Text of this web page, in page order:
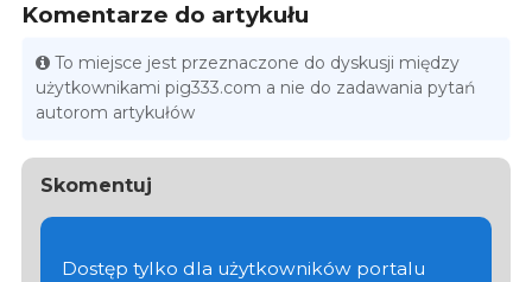
Komentarze do artykułu
To miejsce jest przeznaczone do dyskusji między
użytkownikami pig333.com a nie do zadawania pytań
autorom artykułów
Skomentuj
Dostęp tylko dla użytkowników portalu